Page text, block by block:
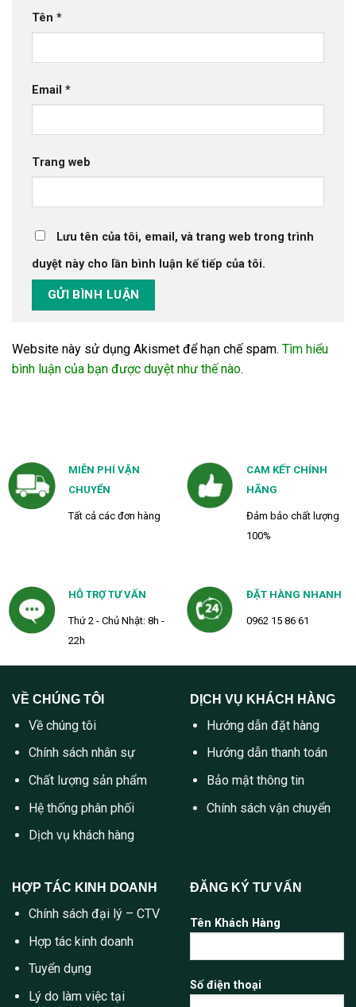
Tên *
Email *
Trang web
Lưu tên của tôi, email, và trang web trong trình
duyệt này cho lần bình luận kế tiếp của tôi.
Website này sử dụng Akismet để hạn chế spam. Tìm hiểu
bình luận của bạn được duyệt như thế nào.
MIỄN PHÍ VẬN
CHUYỂN
Tất cả các đơn hàng
CAM KẾT CHÍNH
HÃNG
Đảm bảo chất lượng
100%
HỖ TRỢ TƯ VẤN
Thứ 2 - Chủ Nhật: 8h -
22h
ĐẶT HÀNG NHANH
0962 15 86 61
VỀ CHÚNG TÔI
Về chúng tôi
Chính sách nhân sự
Chất lượng sản phẩm
Hệ thống phân phối
Dịch vụ khách hàng
DỊCH VỤ KHÁCH HÀNG
Hướng dẫn đặt hàng
Hướng dẫn thanh toán
Bảo mật thông tin
Chính sách vận chuyển
HỢP TÁC KINH DOANH
Chính sách đại lý – CTV
Hợp tác kinh doanh
Tuyển dụng
Lý do làm việc tại
ĐĂNG KÝ TƯ VẤN
Tên Khách Hàng
Số điện thoại